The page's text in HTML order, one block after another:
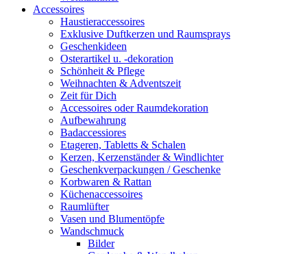
Accessoires
Haustieraccessoires
Exklusive Duftkerzen und Raumsprays
Geschenkideen
Osterartikel u. -dekoration
Schönheit & Pflege
Weihnachten & Adventszeit
Zeit für Dich
Accessoires oder Raumdekoration
Aufbewahrung
Badaccessiores
Etageren, Tabletts & Schalen
Kerzen, Kerzenständer & Windlichter
Geschenkverpackungen / Geschenke
Korbwaren & Rattan
Küchenaccessoires
Raumlüfter
Vasen und Blumentöpfe
Wandschmuck
Bilder